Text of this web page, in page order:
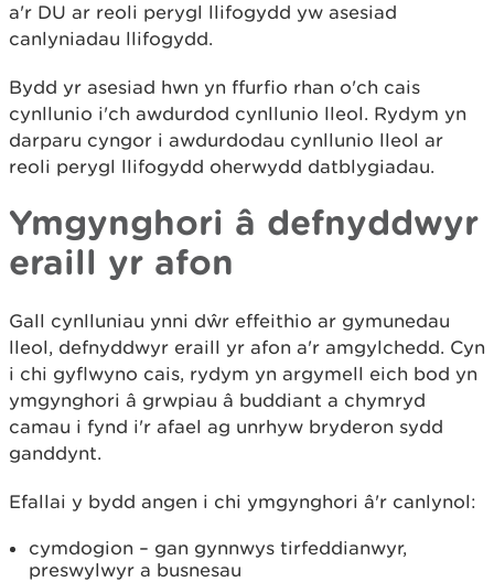
a'r DU ar reoli perygl llifogydd yw asesiad
canlyniadau llifogydd.
Bydd yr asesiad hwn yn ffurfio rhan o'ch cais
cynllunio i'ch awdurdod cynllunio lleol. Rydym yn
darparu cyngor i awdurdodau cynllunio lleol ar
reoli perygl llifogydd oherwydd datblygiadau.
Ymgynghori â defnyddwyr
eraill yr afon
Gall cynlluniau ynni dŵr effeithio ar gymunedau
lleol, defnyddwyr eraill yr afon a'r amgylchedd. Cyn
i chi gyflwyno cais, rydym yn argymell eich bod yn
ymgynghori â grwpiau â buddiant a chymryd
camau i fynd i'r afael ag unrhyw bryderon sydd
ganddynt.
Efallai y bydd angen i chi ymgynghori â'r canlynol:
cymdogion – gan gynnwys tirfeddianwyr,
preswylwyr a busnesau